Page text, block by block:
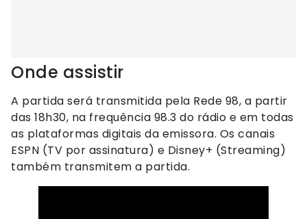
Onde assistir
A partida será transmitida pela Rede 98, a partir
das 18h30, na frequência 98.3 do rádio e em todas
as plataformas digitais da emissora. Os canais
ESPN (TV por assinatura) e Disney+ (Streaming)
também transmitem a partida.